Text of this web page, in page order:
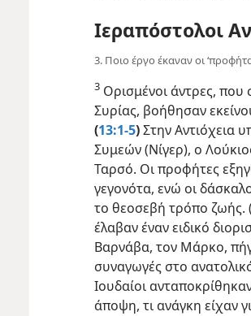
Ιεραπόστολοι
3. Ποιο έργο έκαναν οι
3 Ορισμένοι άντρες, που
Συρίας, βοήθησαν
(13:1-5)Στην Αντιόχεια
Συμεών (Νίγερ), ο
Ταρσό. Οι προφήτες
γεγονότα, ενώ οι
το θεοσεβή τρόπο ζωής. (
έλαβαν έναν ειδικό
Βαρνάβα, τον Μάρκο,
συναγωγές στο
Ιουδαίοι
άποψη, τι ανάγκη είχαν